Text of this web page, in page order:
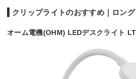
クリップライトのおすすめ｜ロン
オーム電機(OHM) LEDデスクライト